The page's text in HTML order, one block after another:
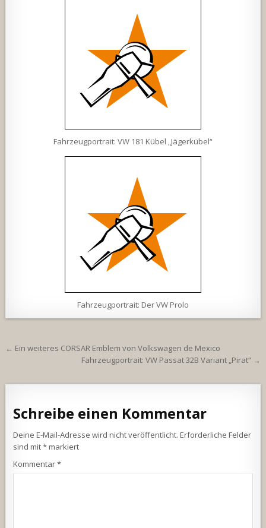
Fahrzeugportrait: VW 181 Kübel „Jägerkübel“
Fahrzeugportrait: Der VW Prolo
Beitragsnavigation
← Ein weiteres CORSAR Emblem von Volkswagen de Mexico
Fahrzeugportrait: VW Passat 32B Variant „Pirat“ →
Schreibe einen Kommentar
Deine E-Mail-Adresse wird nicht veröffentlicht. Erforderliche Felder
sind mit*markiert
Kommentar*